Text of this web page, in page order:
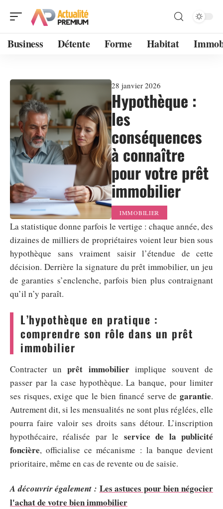
Business Détente Forme Habitat
28 janvier 2026
Hypothèque :
les
conséquences
à connaître
pour votre prêt
immobilier
IMMOBILIER
La statistique donne parfois le vertige : chaque année, des
dizaines de milliers de propriétaires voient leur bien sous
hypothèque sans vraiment saisir l’étendue de cette
décision. Derrière la signature du prêt immobilier, un jeu
de garanties s’enclenche, parfois bien plus contraignant
qu’il n’y paraît.
L’hypothèque en pratique :
comprendre son rôle dans un prêt
immobilier
Contracter unprêt immobilierimplique souvent de
passer par la case hypothèque. La banque, pour limiter
ses risques, exige que le bien financé serve de garantie.
Autrement dit, si les mensualités ne sont plus réglées, elle
pourra faire valoir ses droits sans détour. L’inscription
hypothécaire, réalisée par le service de la publicité
foncière, officialise ce mécanisme : la banque devient
prioritaire, même en cas de revente ou de saisie.
A découvrir également : Les astuces pour bien négocier
l'achat de votre bien immobilier